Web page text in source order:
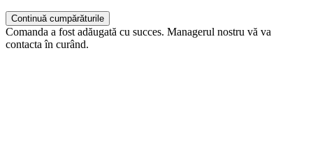
Continuă cumpărăturile
Comanda a fost adăugată cu succes. Managerul nostru vă va
contacta în curând.